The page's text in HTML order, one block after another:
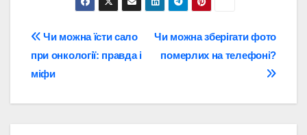
Навігація
записів
Чи можна зберігати фото
померлих на телефоні?
Чи можна їсти сало
при онкології: правда і
міфи